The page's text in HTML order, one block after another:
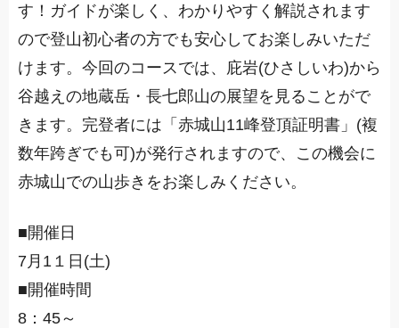
す！ガイドが楽しく、わかりやすく解説されます
ので登山初心者の方でも安心してお楽しみいただ
けます。今回のコースでは、庇岩(ひさしいわ)から
谷越えの地蔵岳・長七郎山の展望を見ることがで
きます。完登者には「赤城山11峰登頂証明書」(複
数年跨ぎでも可)が発行されますので、この機会に
赤城山での山歩きをお楽しみください。
■開催日
7月1１日(土)
■開催時間
8：45～